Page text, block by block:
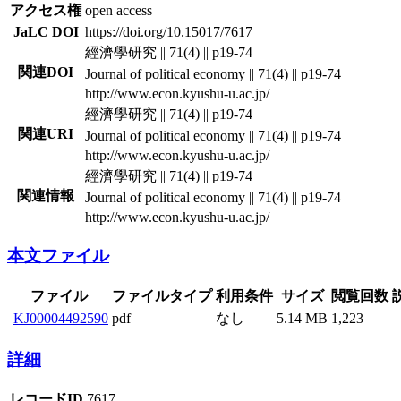
アクセス権 open access
JaLC DOI https://doi.org/10.15017/7617
関連DOI
經濟學研究 || 71(4) || p19-74
Journal of political economy || 71(4) || p19-74
http://www.econ.kyushu-u.ac.jp/
関連URI
經濟學研究 || 71(4) || p19-74
Journal of political economy || 71(4) || p19-74
http://www.econ.kyushu-u.ac.jp/
関連情報
經濟學研究 || 71(4) || p19-74
Journal of political economy || 71(4) || p19-74
http://www.econ.kyushu-u.ac.jp/
本文ファイル
ファイル ファイルタイプ 利用条件 サイズ 閲覧回数
KJ00004492590 pdf なし 5.14 MB 1,223
詳細